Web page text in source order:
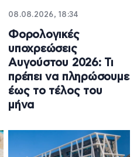
08.08.2026, 18:34
Φορολογικές
υποχρεώσεις
Αυγούστου 2026: Τι
πρέπει να πληρώσουμε
έως το τέλος του
μήνα